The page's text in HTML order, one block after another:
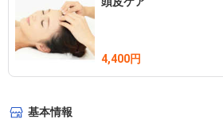
4,400円
基本情報